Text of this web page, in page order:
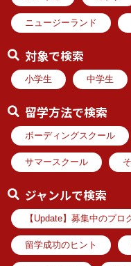
ニュージーランド
対象で検索
小学生 中学生
留学方法で検索
ボーディングスクール
サマースクール
ジャンルで検索
【Update】募集中のプロ
留学成功のヒント